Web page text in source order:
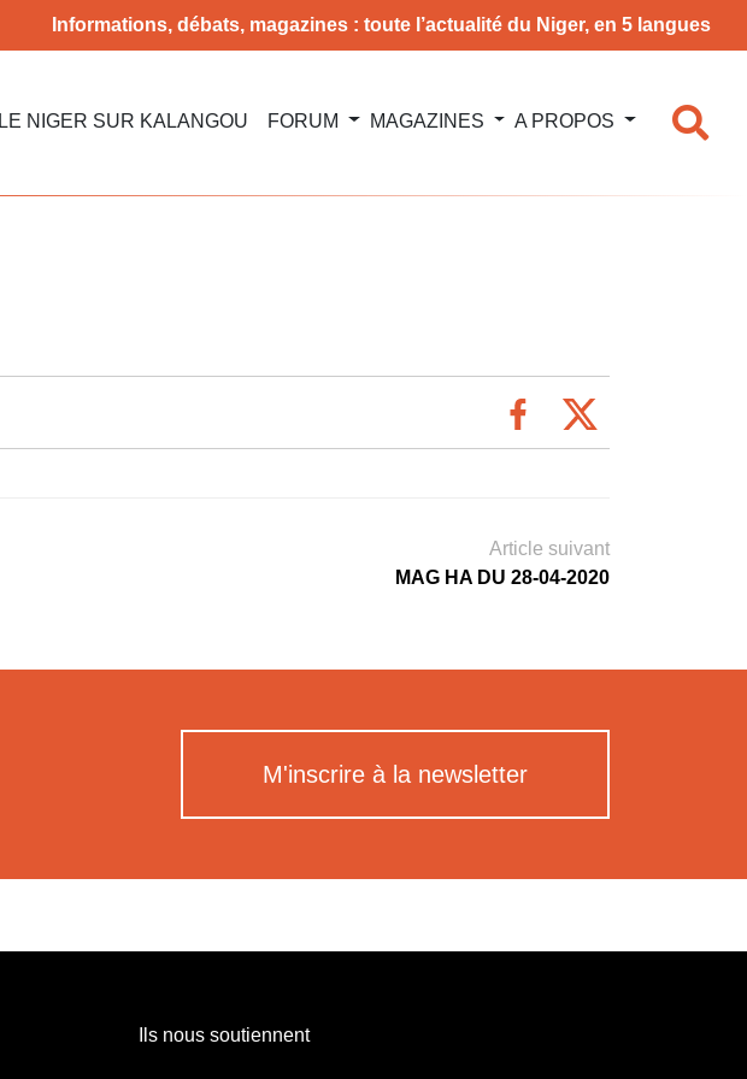
Informations, débats, magazines : toute l’actualité du Niger, en 5 langues
LE NIGER SUR KALANGOU FORUM MAGAZINES A PROPOS
Article suivant
MAG HA DU 28-04-2020
M'inscrire à la newsletter
Ils nous soutiennent